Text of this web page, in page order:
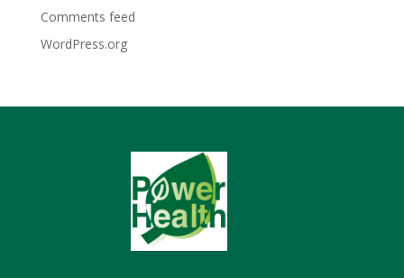
Comments feed
WordPress.org